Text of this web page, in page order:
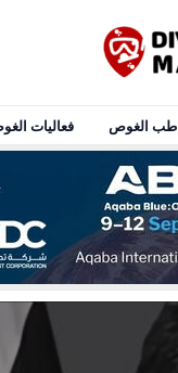
طب الغوص فعاليات